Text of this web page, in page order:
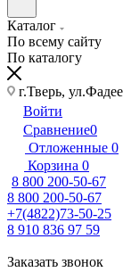
Каталог
По всему сайту
По каталогу
г.Тверь,
Войти
Сравнение0
Отложенные 0
Корзина 0
8 800 200-50-67
8 800 200-50-67
+7(4822)73-50-25
8 910 836 97 59
Заказать звонок